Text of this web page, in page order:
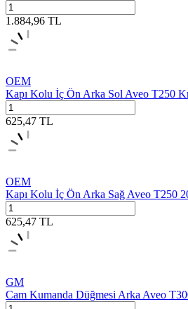
1.884,96 TL
OEM
Kapı Kolu İç Ön Arka Sol Aveo T250
625,47 TL
OEM
Kapı Kolu İç Ön Arka Sağ Aveo T250
625,47 TL
GM
Cam Kumanda Düğmesi Arka Aveo